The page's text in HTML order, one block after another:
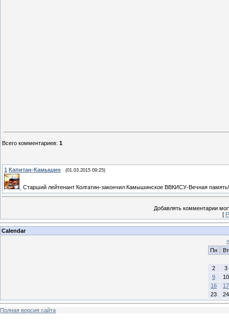
Всего комментариев: 1
1 Капитан-Камышин (01.03.2015 09:25)
Старший лейтенант Колгатин-закончил Камышинское ВВКИСУ-Вечная
Добавлять комментарии
[
Calendar
«
Пн
Вт
2
3
9
10
16
17
23
24
Полная версия сайта